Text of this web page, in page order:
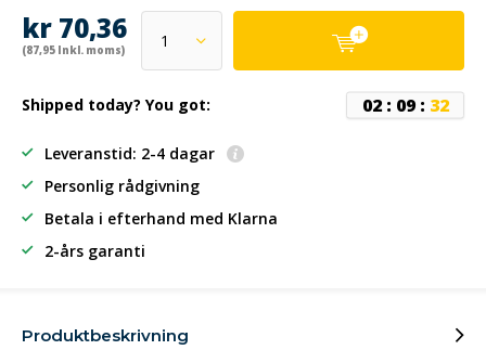
kr 70,36
(87,95 Inkl. moms)
Shipped today? You got: 02: 09: 32
Leveranstid: 2-4 dagar
Personlig rådgivning
Betala i efterhand med Klarna
2-års garanti
Produktbeskrivning